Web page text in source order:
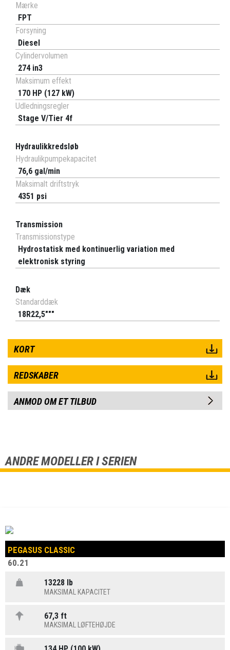
Mærke
FPT
Forsyning
Diesel
Cylindervolumen
274 in3
Maksimum effekt
170 HP (127 kW)
Udledningsregler
Stage V/Tier 4f
Hydraulikkredsløb
Hydraulikpumpekapacitet
76,6 gal/min
Maksimalt driftstryk
4351 psi
Transmission
Transmissionstype
Hydrostatisk med kontinuerlig variation med
elektronisk styring
Dæk
Standarddæk
18R22,5"""
KORT
REDSKABER
ANMOD OM ET TILBUD
ANDRE MODELLER I SERIEN
PEGASUS CLASSIC
60.21
13228 lb
MAKSIMAL KAPACITET
67,3 ft
MAKSIMAL LØFTEHØJDE